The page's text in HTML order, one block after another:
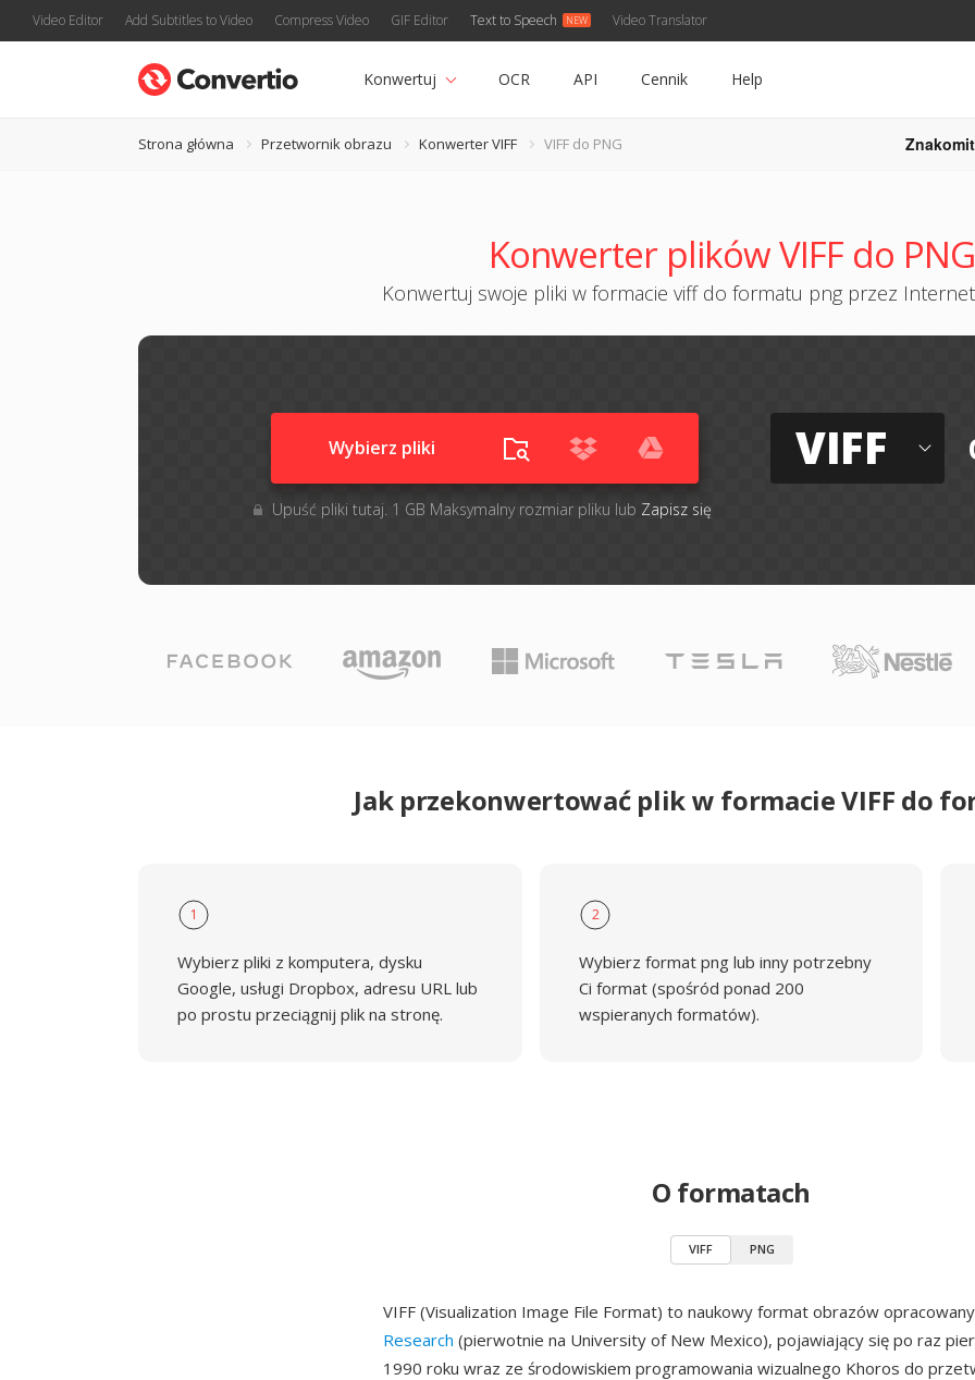
Video Editor Add Subtitles to Video Compress Video GIF Editor Text to Speech Video Translator
Konwertuj OCR API Cennik Help
Strona główna Przetwornik obrazu Konwerter VIFF VIFF do PNG
Konwerter plików VIFF do PNG
Konwertuj swoje pliki w formacie viff do formatu png przez Internet
Wybierz pliki
Upuść pliki tutaj. 1 GB Maksymalny rozmiar pliku lub Zapisz się
VIFF
Jak przekonwertować plik w formacie VIFF do
1
Wybierz pliki z komputera, dysku
Google, usługi Dropbox, adresu URL lub
po prostu przeciągnij plik na stronę.
2
Wybierz format png lub inny potrzebny
Ci format (spośród ponad 200
wspieranych formatów).
O formatach
VIFF PNG
VIFF (Visualization Image File Format) to naukowy format obrazów
Research (pierwotnie na University of New Mexico), pojawiający się po raz
1990 roku wraz ze środowiskiem programowania wizualnego Khoros do